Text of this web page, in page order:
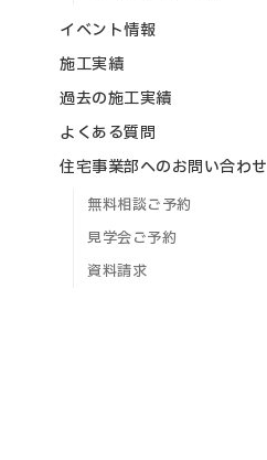
イベント情報
施工実績
過去の施工実績
よくある質問
住宅事業部へのお問い合わせ
無料相談ご予約
見学会ご予約
資料請求